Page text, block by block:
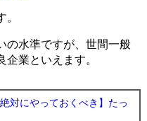
の水準ですが、世間一般
業といえます。
対にやっておくべき】たっ